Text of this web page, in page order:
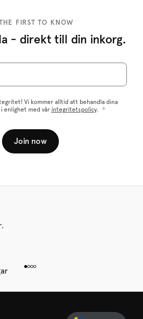
FIRST TO KNOW
- direkt till din inkorg.
Vi kommer alltid att behandla dina
enlighet med vår integritetspolicy.
Join now